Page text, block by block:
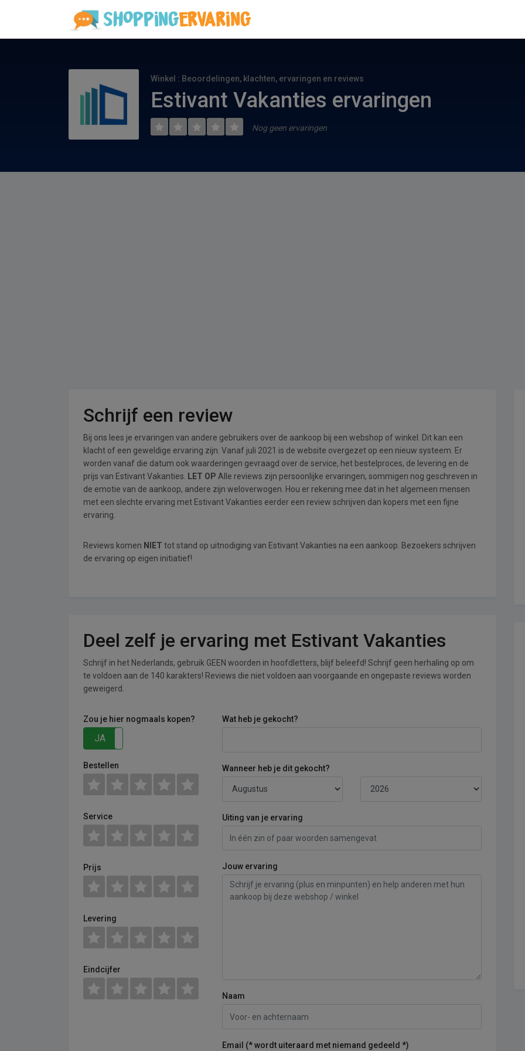
Winkel : Beoordelingen, klachten, ervaringen en reviews
Estivant Vakanties ervaringen
Nog geen ervaringen
Schrijf een review
Bij ons lees je ervaringen van andere gebruikers over de aankoop bij een webshop of winkel. Dit kan een
klacht of een geweldige ervaring zijn. Vanaf juli 2021 is de website overgezet op een nieuw systeem. Er
worden vanaf die datum ook waarderingen gevraagd over de service, het bestelproces, de levering en de
prijs van Estivant Vakanties.
LET OP Alle reviews zijn persoonlijke ervaringen, sommigen nog geschreven in
de emotie van de aankoop, andere zijn weloverwogen. Hou er rekening mee dat in het algemeen mensen
met een slechte ervaring met Estivant Vakanties eerder een review schrijven dan kopers met een fijne
ervaring.
Reviews komen NIET tot stand op uitnodiging van Estivant Vakanties na een aankoop. Bezoekers schrijven
de ervaring op eigen initiatief!
Deel zelf je ervaring met Estivant Vakanties
Schrijf in het Nederlands, gebruik GEEN woorden in hoofdletters, blijf beleefd! Schrijf geen herhaling op om
te voldoen aan de 140 karakters! Reviews die niet voldoen aan voorgaande en ongepaste reviews worden
geweigerd.
Zou je hier nogmaals kopen?
JA
Bestellen
Service
Prijs
Levering
Eindcijfer
Wat heb je gekocht?
Wanneer heb je dit gekocht?
Uiting van je ervaring
Jouw ervaring
Naam
Email (* wordt uiteraard met niemand gedeeld *)